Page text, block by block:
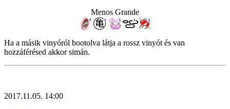
Menos Grande
Ha a másik vinyóról bootolva látja a rossz vinyót és van
hozzáférésed akkor simán.
2017.11.05. 14:00